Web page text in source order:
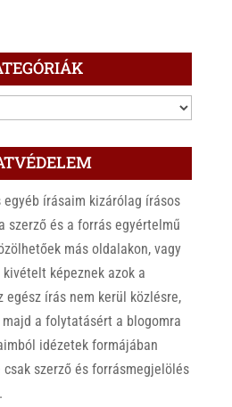
írásaim kizárólag írásos
szerző és a forrás egyértelmű
más oldalakon, vagy
képeznek azok a
írás nem kerül közlésre,
a folytatásért a blogomra
idézetek formájában
szerző és forrásmegjelölés